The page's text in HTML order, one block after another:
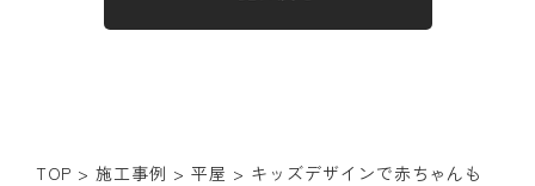
TOP >施工事例 >平屋 > キッズデザインで赤ちゃんも